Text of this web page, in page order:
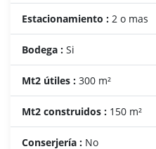
Estacionamiento :2 o mas
Bodega :Si
Mt2 útiles :300 m²
Mt2 construidos :150 m²
Conserjería :No